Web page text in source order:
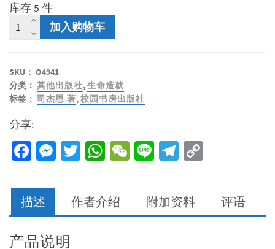
库存 5 件
拥
抱
的
11
个
习
-
发
丽
加入购物车
SKU： O4941
分类： 其他出版社,生命造就
标签： 司杰恩 著,校园书房出版社
分享:
Facebook
Messenger
Twitter
WhatsApp
WeChat
LineTelegram
描述 作者介绍 附加资料 评语
产品说明